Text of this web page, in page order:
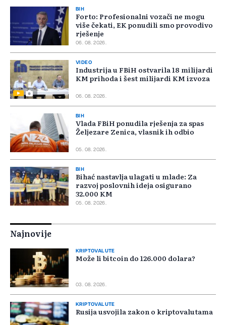
BIH
Forto: Profesionalni vozači ne mogu
više čekati, EK ponudili smo provodivo
rješenje
06. 08. 2026.
VIDEO
Industrija u FBiH ostvarila 18 milijardi
KM prihoda i šest milijardi KM izvoza
06. 08. 2026.
BIH
Vlada FBiH ponudila rješenja za spas
Željezare Zenica, vlasnik ih odbio
05. 08. 2026.
BIH
Bihać nastavlja ulagati u mlade: Za
razvoj poslovnih ideja osigurano
32.000 KM
05. 08. 2026.
Najnovije
KRIPTOVALUTE
Može li bitcoin do 126.000 dolara?
03. 08. 2026.
KRIPTOVALUTE
Rusija usvojila zakon o kriptovalutama